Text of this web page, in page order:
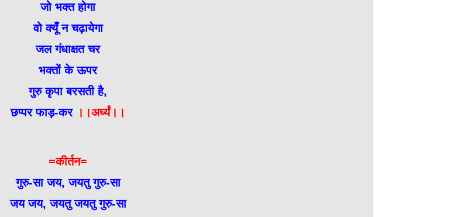
जो भक्त होगा
वो क्यूँ न चढ़ायेगा
जल गंधाक्षत चर
भक्तों के ऊपर
गुरु कृपा बरसती है,
छप्पर फाड़-कर ।।अर्घ्यं।।
=कीर्तन=
गुरु-सा जय, जयतु गुरु-सा
जय जय, जयतु जयतु गुरु-सा